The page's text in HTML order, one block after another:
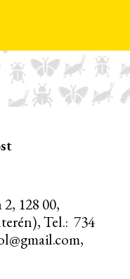
128 00,
Tel.: 734